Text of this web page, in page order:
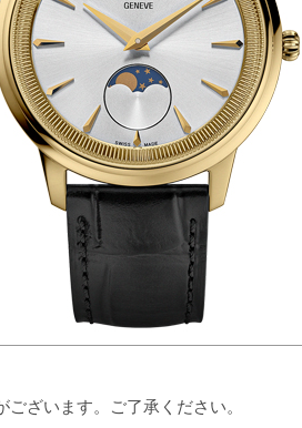
ざいます。ご了承ください。